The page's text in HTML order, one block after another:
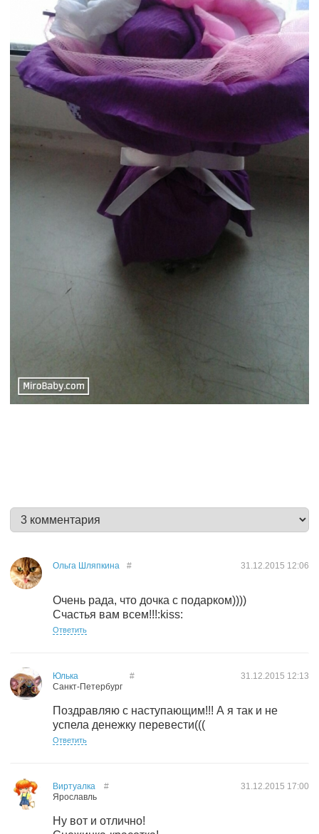
Ольга Шляпкина 31.12.2015 12:06
#
Очень рада, что дочка с подарком))))
Счастья вам всем!!!:kiss:
Ответить
Юлька
Санкт-Петербург
31.12.2015 12:13
#
Поздравляю с наступающим!!! А я так и не
успела денежку перевести(((
Ответить
Виртуалка
Ярославль
31.12.2015 17:00
#
Ну вот и отлично!